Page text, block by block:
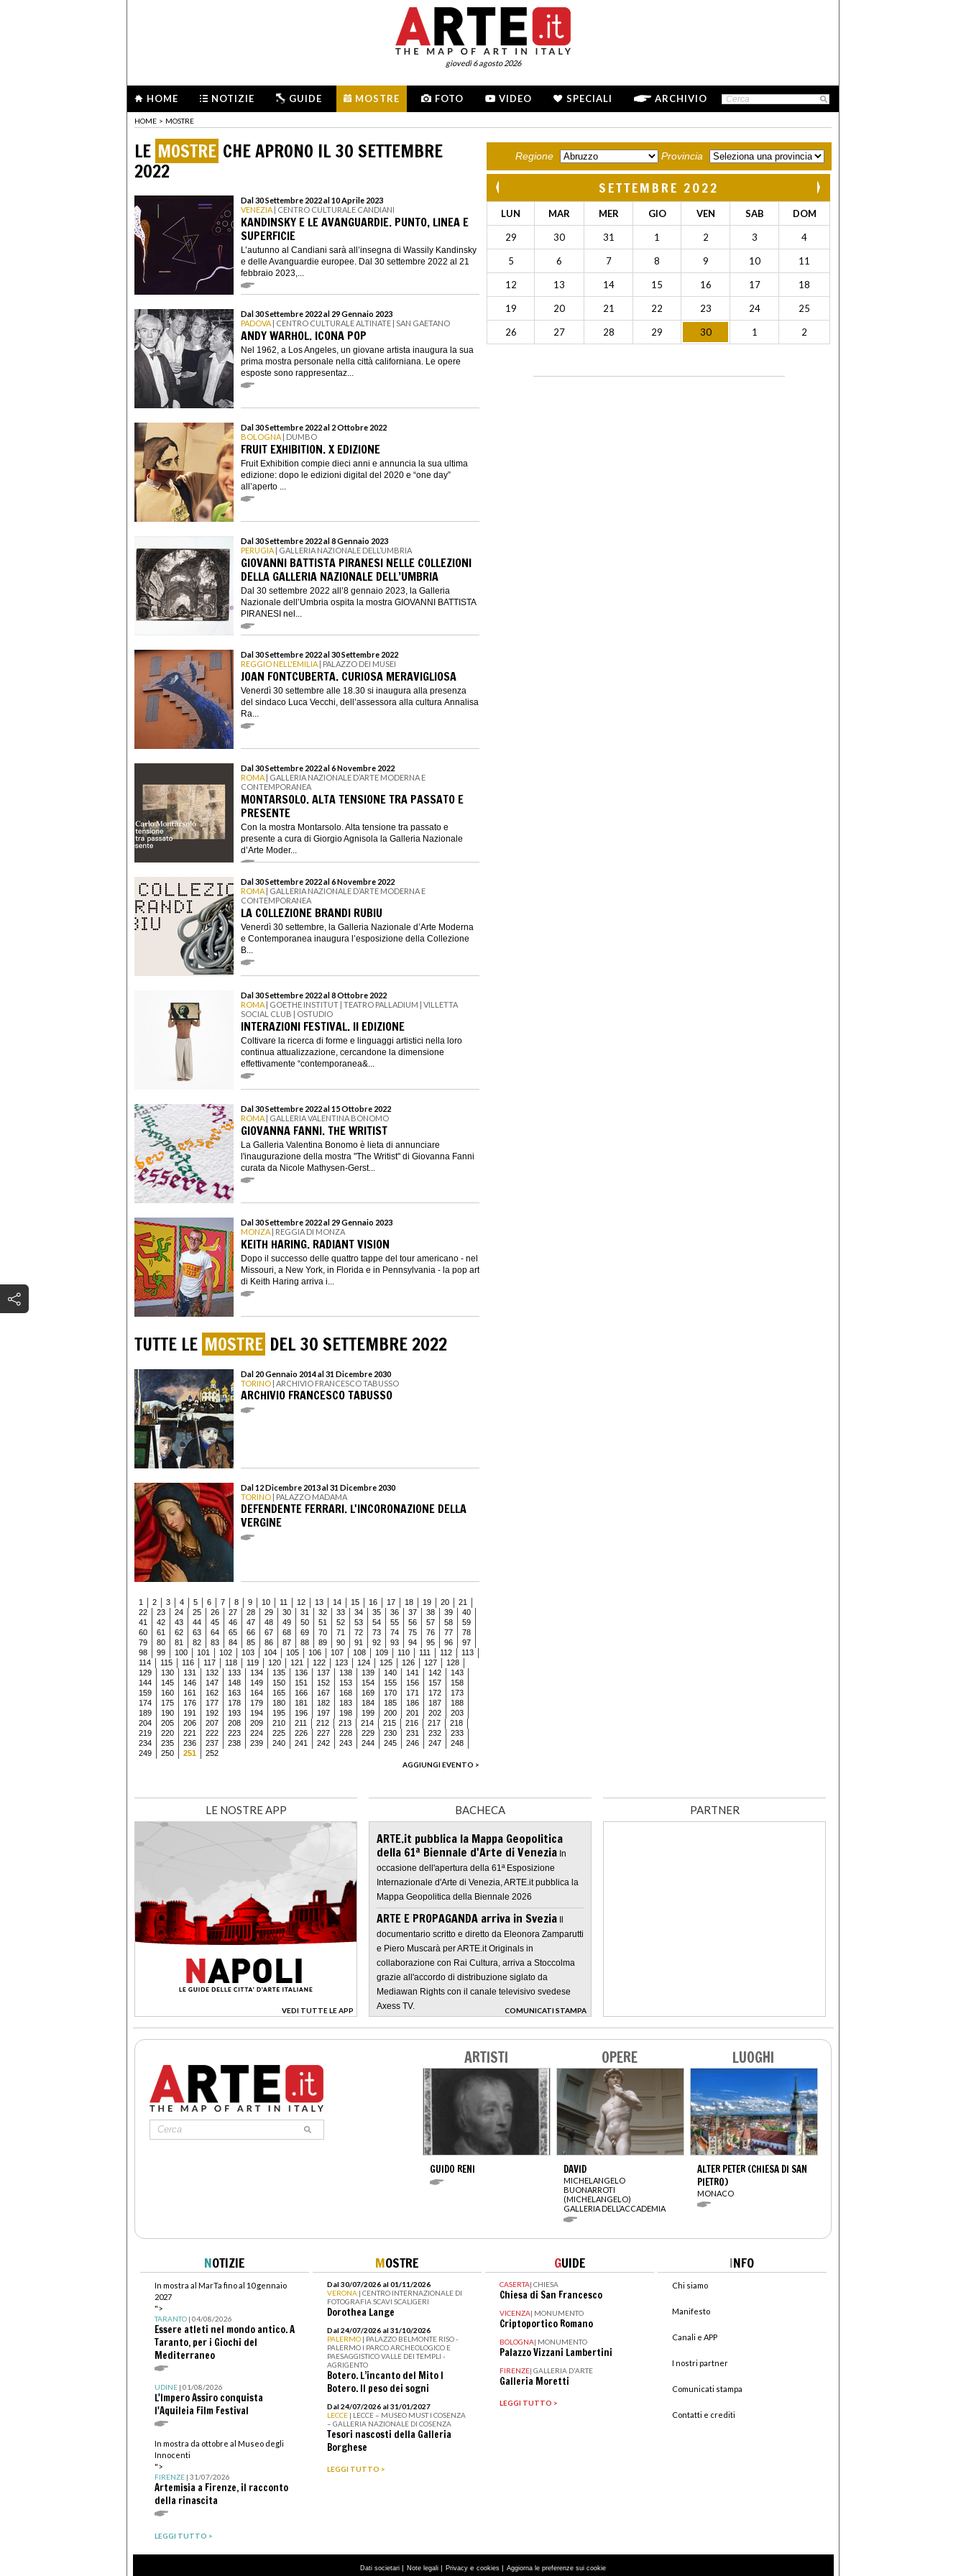
giovedì 6 agosto 2026
HOME NOTIZIE GUIDE MOSTRE FOTO VIDEO SPECIALI ARCHIVIO
HOME > MOSTRE
LE MOSTRE CHE APRONO IL 30 SETTEMBRE
2022
Dal 30 Settembre 2022 al 10 Aprile 2023
VENEZIA | CENTRO CULTURALE CANDIANI
KANDINSKY E LE AVANGUARDIE. PUNTO, LINEA E
SUPERFICIE
L’autunno al Candiani sarà all’insegna di Wassily Kandinsky
e delle Avanguardie europee. Dal 30 settembre 2022 al 21
febbraio 2023,...
Dal 30 Settembre 2022 al 29 Gennaio 2023
PADOVA | CENTRO CULTURALE ALTINATE | SAN GAETANO
ANDY WARHOL. ICONA POP
Nel 1962, a Los Angeles, un giovane artista inaugura la sua
prima mostra personale nella città californiana. Le opere
esposte sono rappresentaz...
Dal 30 Settembre 2022 al 2 Ottobre 2022
BOLOGNA | DUMBO
FRUIT EXHIBITION. X EDIZIONE
Fruit Exhibition compie dieci anni e annuncia la sua ultima
edizione: dopo le edizioni digital del 2020 e “one day”
all’aperto ...
Dal 30 Settembre 2022 al 8 Gennaio 2023
PERUGIA | GALLERIA NAZIONALE DELL’UMBRIA
GIOVANNI BATTISTA PIRANESI NELLE COLLEZIONI
DELLA GALLERIA NAZIONALE DELL’UMBRIA
Dal 30 settembre 2022 all’8 gennaio 2023, la Galleria
Nazionale dell’Umbria ospita la mostra GIOVANNI BATTISTA
PIRANESI nel...
Dal 30 Settembre 2022 al 30 Settembre 2022
REGGIO NELL'EMILIA | PALAZZO DEI MUSEI
JOAN FONTCUBERTA. CURIOSA MERAVIGLIOSA
Venerdì 30 settembre alle 18.30 si inaugura alla presenza
del sindaco Luca Vecchi, dell’assessora alla cultura Annalisa
Ra...
Dal 30 Settembre 2022 al 6 Novembre 2022
ROMA | GALLERIA NAZIONALE D’ARTE MODERNA E
CONTEMPORANEA
MONTARSOLO. ALTA TENSIONE TRA PASSATO E
PRESENTE
Con la mostra Montarsolo. Alta tensione tra passato e
presente a cura di Giorgio Agnisola la Galleria Nazionale
d’Arte Moder...
Dal 30 Settembre 2022 al 6 Novembre 2022
ROMA | GALLERIA NAZIONALE D’ARTE MODERNA E
CONTEMPORANEA
LA COLLEZIONE BRANDI RUBIU
Venerdì 30 settembre, la Galleria Nazionale d’Arte Moderna
e Contemporanea inaugura l’esposizione della Collezione
B...
Dal 30 Settembre 2022 al 8 Ottobre 2022
ROMA | GOETHE INSTITUT | TEATRO PALLADIUM | VILLETTA
SOCIAL CLUB | OSTUDIO
INTERAZIONI FESTIVAL. II EDIZIONE
Coltivare la ricerca di forme e linguaggi artistici nella loro
continua attualizzazione, cercandone la dimensione
effettivamente “contemporanea&...
Dal 30 Settembre 2022 al 15 Ottobre 2022
ROMA | GALLERIA VALENTINA BONOMO
GIOVANNA FANNI. THE WRITIST
La Galleria Valentina Bonomo è lieta di annunciare
l'inaugurazione della mostra "The Writist" di Giovanna Fanni
curata da Nicole Mathysen-Gerst...
Dal 30 Settembre 2022 al 29 Gennaio 2023
MONZA | REGGIA DI MONZA
KEITH HARING. RADIANT VISION
Dopo il successo delle quattro tappe del tour americano - nel
Missouri, a New York, in Florida e in Pennsylvania - la pop art
di Keith Haring arriva i...
TUTTE LE MOSTRE DEL 30 SETTEMBRE 2022
Dal 20 Gennaio 2014 al 31 Dicembre 2030
TORINO | ARCHIVIO FRANCESCO TABUSSO
ARCHIVIO FRANCESCO TABUSSO
Dal 12 Dicembre 2013 al 31 Dicembre 2030
TORINO | PALAZZO MADAMA
DEFENDENTE FERRARI. L'INCORONAZIONE DELLA
VERGINE
1 2 3 4 5 6 7 8 9 10 11 12 13 14 15 16 17 18 19 20
21
22
23 24 25 26 27 28 29 30 31 32 33 34 35 36 37 38 39
40
41
42 43 44 45 46 47 48 49 50 51 52 53 54 55 56 57 58
59
60
61 62 63 64 65 66 67 68 69 70 71 72 73 74 75 76 77
78
79
80 81 82 83 84 85 86 87 88 89 90 91 92 93 94 95 96
97
98
99 100 101 102 103 104 105 106 107 108 109 110 111 112
113
114
115 116 117 118 119 120 121 122 123 124 125 126 127
128
129
130 131 132 133 134 135 136 137 138 139 140 141 142
143
144
145 146 147 148 149 150 151 152 153 154 155 156 157
158
159
160 161 162 163 164 165 166 167 168 169 170 171 172
173
174
175 176 177 178 179 180 181 182 183 184 185 186 187
188
189
190 191 192 193 194 195 196 197 198 199 200 201 202
203
204
205 206 207 208 209 210 211 212 213 214 215 216 217
218
219
220 221 222 223 224 225 226 227 228 229 230 231 232
233
234
235 236 237 238 239 240 241 242 243 244 245 246 247
248
249
250 251
252
AGGIUNGI EVENTO >
Regione Provincia
SETTEMBRE 2022
LUN MAR MER GIO VEN SAB DOM
29 30 31 1 2 3 4
5 6 7 8 9 10 11
12 13 14 15 16 17 18
19 20 21 22 23 24 25
26 27 28 29 30 1 2
LE NOSTRE APP
VEDI TUTTE LE APP
>
BACHECA
ARTE.it pubblica la Mappa Geopolitica
della 61ª Biennale d'Arte di Venezia In
occasione dell'apertura della 61ª Esposizione
Internazionale d'Arte di Venezia, ARTE.it pubblica la
Mappa Geopolitica della Biennale 2026
ARTE E PROPAGANDA arriva in Svezia Il
documentario scritto e diretto da Eleonora Zamparutti
e Piero Muscarà per ARTE.it Originals in
collaborazione con Rai Cultura, arriva a Stoccolma
grazie all'accordo di distribuzione siglato da
Mediawan Rights con il canale televisivo svedese
Axess TV.
COMUNICATI STAMPA
>
PARTNER
ARTISTI
GUIDO RENI
OPERE
DAVID
MICHELANGELO
BUONARROTI
(MICHELANGELO)
GALLERIA DELL’ACCADEMIA
LUOGHI
ALTER PETER (CHIESA DI SAN
PIETRO)
MONACO
NOTIZIE
In mostra al MarTa fino al 10 gennaio
2027
">
TARANTO| 04/08/2026
Essere atleti nel mondo antico. A
Taranto, per i Giochi del
Mediterraneo
UDINE| 01/08/2026
L'Impero Assiro conquista
l'Aquileia Film Festival
In mostra da ottobre al Museo degli
Innocenti
">
FIRENZE| 31/07/2026
Artemisia a Firenze, il racconto
della rinascita
LEGGI TUTTO >
MOSTRE
Dal 30/07/2026 al 01/11/2026
VERONA | CENTRO INTERNAZIONALE DI
FOTOGRAFIA SCAVI SCALIGERI
Dorothea Lange
Dal 24/07/2026 al 31/10/2026
PALERMO | PALAZZO BELMONTE RISO -
PALERMO I PARCO ARCHEOLOGICO E
PAESAGGISTICO VALLE DEI TEMPLI -
AGRIGENTO
Botero. L’incanto del Mito I
Botero. Il peso dei sogni
Dal 24/07/2026 al 31/01/2027
LECCE | LECCE – MUSEO MUST I COSENZA
– GALLERIA NAZIONALE DI COSENZA
Tesori nascosti della Galleria
Borghese
LEGGI TUTTO >
GUIDE
CASERTA| CHIESA
Chiesa di San Francesco
VICENZA| MONUMENTO
Criptoportico Romano
BOLOGNA| MONUMENTO
Palazzo Vizzani Lambertini
FIRENZE| GALLERIA D'ARTE
Galleria Moretti
LEGGI TUTTO >
INFO
Chi siamo
Manifesto
Canali e APP
I nostri partner
Comunicati stampa
Contatti e crediti
Dati societari | Note legali | Privacy e cookies | Aggiorna le preferenze sui cookie